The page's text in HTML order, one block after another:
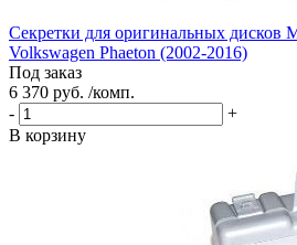
Секретки для оригинальных дисков
Volkswagen Phaeton (2002-2016)
Под заказ
6 370 руб. /комп.
-
+
В корзину